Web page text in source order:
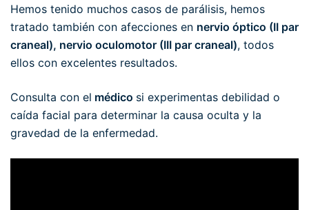
Hemos tenido muchos casos de parálisis, hemos
tratado también con afecciones en nervio óptico (II par
craneal), nervio oculomotor (III par craneal), todos
ellos con excelentes resultados.
Consulta con el médico si experimentas debilidad o
caída facial para determinar la causa oculta y la
gravedad de la enfermedad.